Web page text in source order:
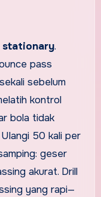
stationary.
pass
sebelum
kontrol
bola tidak
50 kali per
geser
akurat. Drill
yang rapi—